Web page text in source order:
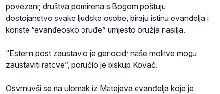
povezani; društva pomirena s Bogom poštuju
dostojanstvo svake ljudske osobe, biraju istinu evanđelja i
koriste “evanđeosko oruđe” umjesto oružja nasilja.
“Esterin post zaustavio je genocid; naše molitve mogu
zaustaviti ratove”, poručio je biskup Kovač.
Osvrnuvši se na ulomak iz Matejeva evanđelja koje je